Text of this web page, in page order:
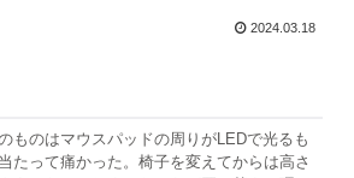
2024.03.18
ものはマウスパッドの周りがLEDで光るも
たって痛かった。椅子を変えてからは高さ